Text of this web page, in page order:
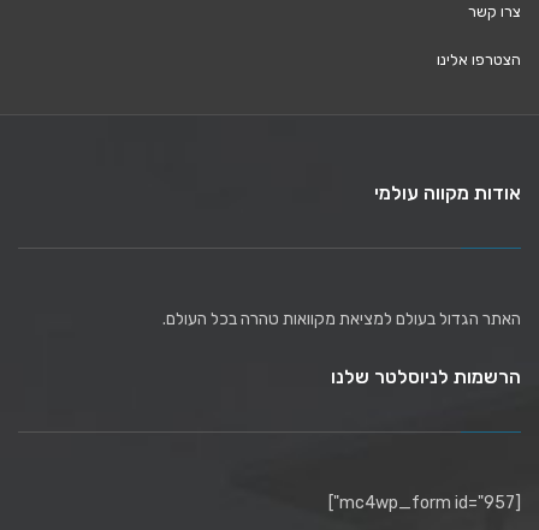
צרו קשר
הצטרפו אלינו
אודות מקווה עולמי
האתר הגדול בעולם למציאת מקוואות טהרה בכל העולם.
הרשמות לניוסלטר שלנו
[mc4wp_form id="957"]